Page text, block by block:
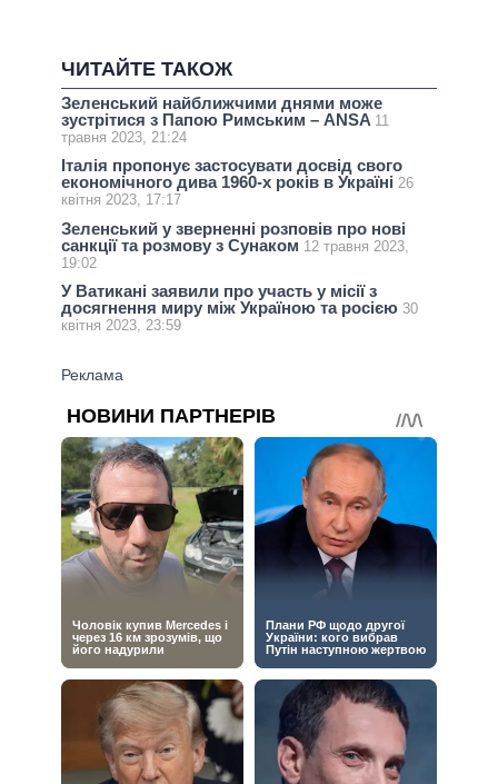
ЧИТАЙТЕ ТАКОЖ
Зеленський найближчими днями може
зустрітися з Папою Римським – ANSA 11
травня 2023, 21:24
Італія пропонує застосувати досвід свого
економічного дива 1960-х років в Україні 26
квітня 2023, 17:17
Зеленський у зверненні розповів про нові
санкції та розмову з Сунаком 12 травня 2023,
19:02
У Ватикані заявили про участь у місії з
досягнення миру між Україною та росією 30
квітня 2023, 23:59